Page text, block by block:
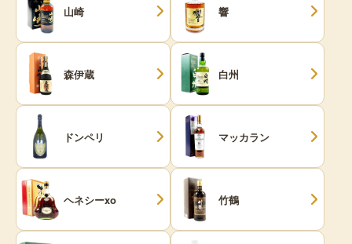
山崎 響
森伊蔵 白州
ドンペリ マッカラン
ヘネシーxo 竹鶴